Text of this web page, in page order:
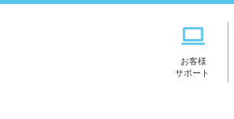
お客様
サポート